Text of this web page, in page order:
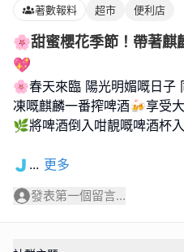
著數報料 超市 便利店
🌸甜蜜櫻花季節！帶著
💖
🌸春天來臨 陽光明媚嘅日子
凍嘅麒麟一番搾啤酒🍻享受
🌿將啤酒倒入咁靚嘅啤酒杯
🇯 ... 更多
發表第一個留言...